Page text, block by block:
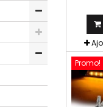
Promo!